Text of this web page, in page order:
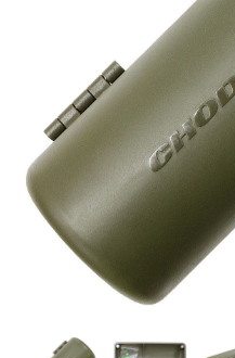
Carpfishing